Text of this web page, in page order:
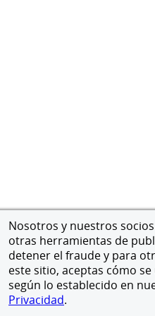
Nosotros y nuestros
otras herramientas de
detener el fraude y para
este sitio, aceptas cómo
según lo establecido en
Privacidad.